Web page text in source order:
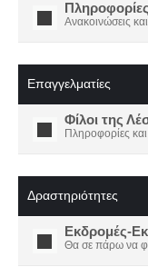
Ανακοινώσεις
Επαγγελματίες
Φίλοι της
Πληροφορίες
Δραστηριότητες
Εκδρομές-
Θα σε πάρω να